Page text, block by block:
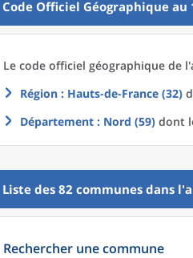
Code Officiel Géographique
Le code officiel géographique de l'
Région : Hauts-de-France (32)
Département : Nord (59) dont
Liste des 82 communes dans l'
Rechercher une commune